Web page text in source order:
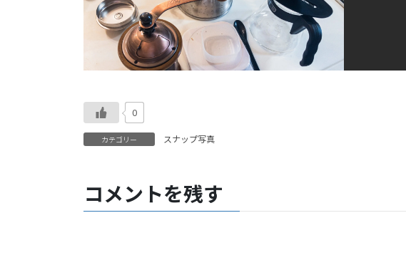
0
カテゴリー スナップ写真
コメントを残す